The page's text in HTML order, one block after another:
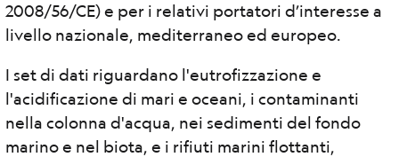
2008/56/CE) e per i relativi portatori d’interesse a
livello nazionale, mediterraneo ed europeo.
I set di dati riguardano l'eutrofizzazione e
l'acidificazione di mari e oceani, i contaminanti
nella colonna d'acqua, nei sedimenti del fondo
marino e nel biota, e i rifiuti marini flottanti,